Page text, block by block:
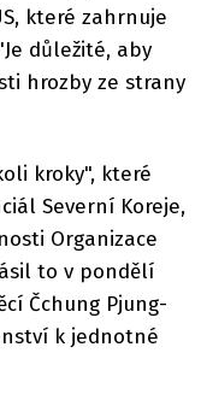
které zahrnuje
důležité, aby
hrozby ze strany
kroky", které
Severní Koreje,
Organizace
to v pondělí
Čchung Pjung-
k jednotné